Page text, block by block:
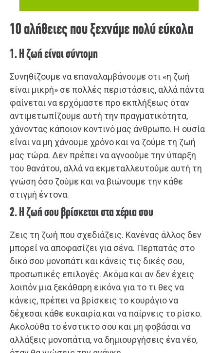
10 αλήθειες που ξεχνάμε πολύ εύκολα
1. Η ζωή είναι σύντομη
Συνηθίζουμε να επαναλαμβάνουμε οτι «η ζωή
είναι μικρή» σε πολλές περιστάσεις, αλλά πάντα
φαίνεται να ερχόμαστε προ εκπλήξεως όταν
αντιμετωπίζουμε αυτή την πραγματικότητα,
χάνοντας κάποιον κοντινό μας άνθρωπο. Η ουσία
είναι να μη χάνουμε χρόνο και να ζούμε τη ζωή
μας τώρα. Δεν πρέπει να αγνοούμε την ύπαρξη
του θανάτου, αλλά να εκμεταλλευτούμε αυτή τη
γνώση όσο ζούμε και να βιώνουμε την κάθε
στιγμή έντονα.
2. Η ζωή σου βρίσκεται στα χέρια σου
Ζεις τη ζωή που σχεδιάζεις. Κανένας άλλος δεν
μπορεί να αποφασίζει για σένα. Περπατάς στο
δικό σου μονοπάτι και κάνεις τις δικές σου,
προσωπικές επιλογές. Ακόμα και αν δεν έχεις
λοιπόν μια ξεκάθαρη εικόνα για το τι θες να
κάνεις, πρέπει να βρίσκεις το κουράγιο να
δέχεσαι κάθε ευκαιρία και να παίρνεις το ρίσκο.
Ακολούθα το ένστικτο σου και μη φοβάσαι να
αλλάξεις μονοπάτια, να δημιουργήσεις ένα νέο,